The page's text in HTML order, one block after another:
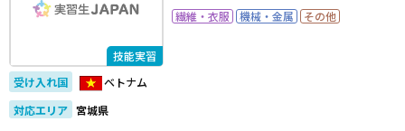
技能実習
繊維・衣服
機械・金属 その他
受け入れ国
ベトナム
対応エリア 宮城県